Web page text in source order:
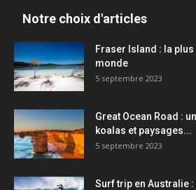
Notre choix d'articles
Fraser Island : la
monde
5 septembre 2023
Great Ocean Road :
koalas et paysages...
5 septembre 2023
Surf trip en Australie